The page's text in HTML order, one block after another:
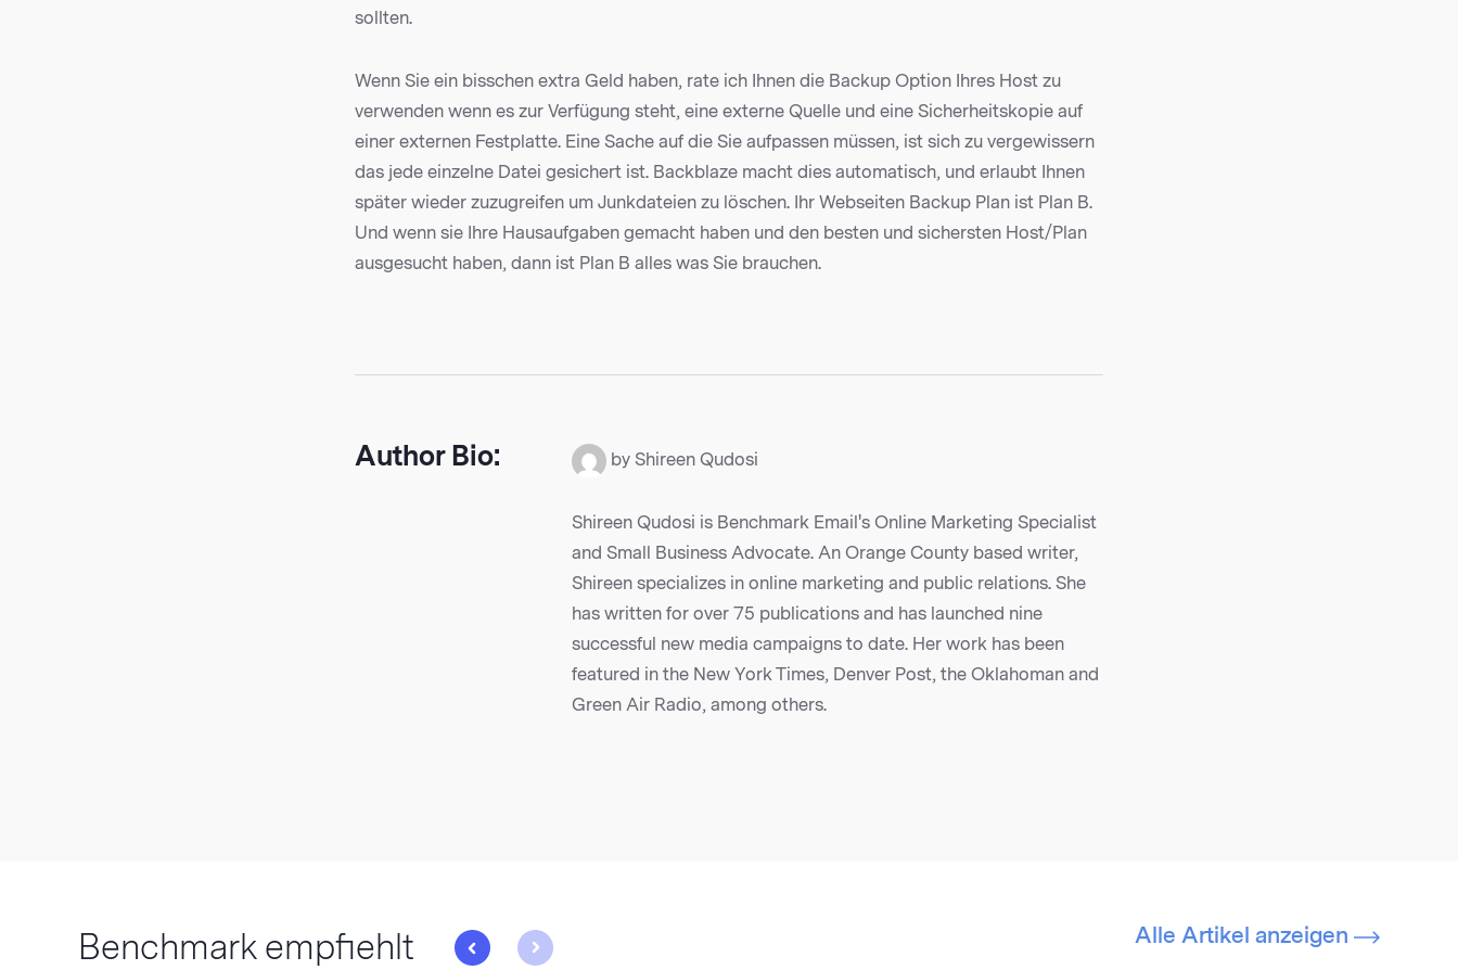
sollten.
Wenn Sie ein bisschen extra Geld haben, rate ich Ihnen die Backup Option Ihres Host zu
verwenden wenn es zur Verfügung steht, eine externe Quelle und eine Sicherheitskopie auf
einer externen Festplatte. Eine Sache auf die Sie aufpassen müssen, ist sich zu vergewissern
das jede einzelne Datei gesichert ist. Backblaze macht dies automatisch, und erlaubt Ihnen
später wieder zuzugreifen um Junkdateien zu löschen. Ihr Webseiten Backup Plan ist Plan B.
Und wenn sie Ihre Hausaufgaben gemacht haben und den besten und sichersten Host/Plan
ausgesucht haben, dann ist Plan B alles was Sie brauchen.
Author Bio: by Shireen Qudosi
Shireen Qudosi is Benchmark Email's Online Marketing Specialist
and Small Business Advocate. An Orange County based writer,
Shireen specializes in online marketing and public relations. She
has written for over 75 publications and has launched nine
successful new media campaigns to date. Her work has been
featured in the New York Times, Denver Post, the Oklahoman and
Green Air Radio, among others.
Benchmark empfiehlt Alle Artikel anzeigen